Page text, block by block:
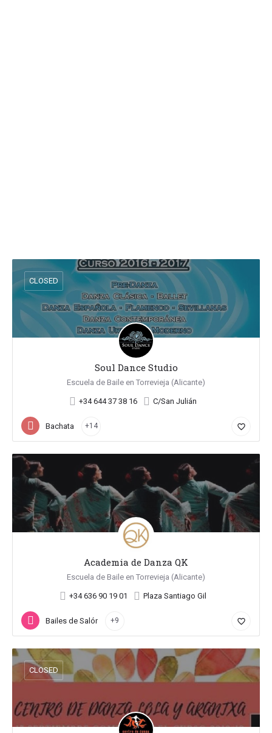
Soul Dance Studio
Escuela de Baile en Torrevieja (Alicante)
+34 644 37 38 16 C/San Julián
CLOSED
Bachata +14 favorite_border
Academia de Danza QK
Escuela de Baile en Torrevieja (Alicante)
+34 636 90 19 01 Plaza Santiago Gil
Bailes de Salón +9 favorite_border
CLOSED